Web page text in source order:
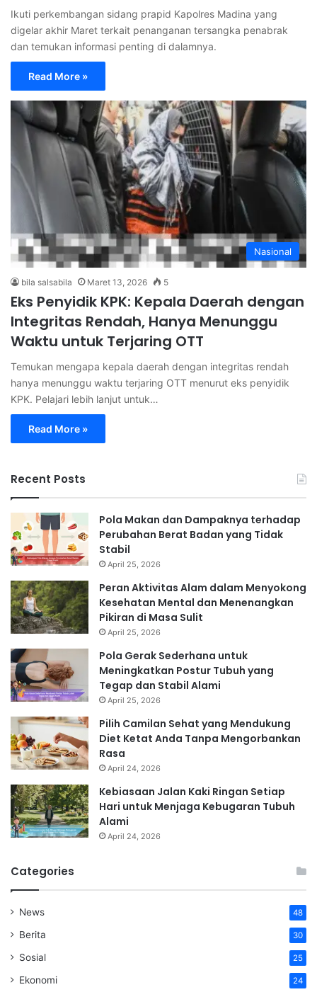
Ikuti perkembangan sidang prapid Kapolres Madina yang
digelar akhir Maret terkait penanganan tersangka penabrak
dan temukan informasi penting di dalamnya.
Read More »
Nasional
bila salsabila Maret 13, 2026 5
Eks Penyidik KPK: Kepala Daerah dengan
Integritas Rendah, Hanya Menunggu
Waktu untuk Terjaring OTT
Temukan mengapa kepala daerah dengan integritas rendah
hanya menunggu waktu terjaring OTT menurut eks penyidik
KPK. Pelajari lebih lanjut untuk…
Read More »
Recent Posts
Pola Makan dan Dampaknya terhadap
Perubahan Berat Badan yang Tidak
Stabil
April 25, 2026
Peran Aktivitas Alam dalam Menyokong
Kesehatan Mental dan Menenangkan
Pikiran di Masa Sulit
April 25, 2026
Pola Gerak Sederhana untuk
Meningkatkan Postur Tubuh yang
Tegap dan Stabil Alami
April 25, 2026
Pilih Camilan Sehat yang Mendukung
Diet Ketat Anda Tanpa Mengorbankan
Rasa
April 24, 2026
Kebiasaan Jalan Kaki Ringan Setiap
Hari untuk Menjaga Kebugaran Tubuh
Alami
April 24, 2026
Categories
News 48
Berita 30
Sosial 25
Ekonomi 24